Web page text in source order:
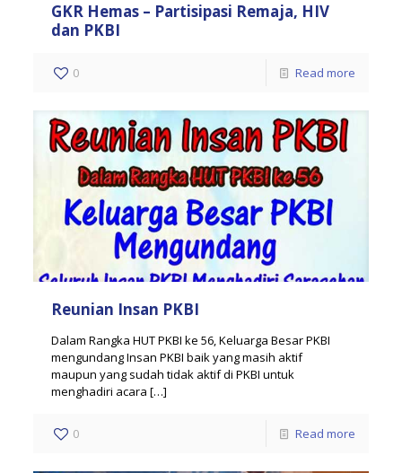
GKR Hemas – Partisipasi Remaja, HIV
dan PKBI
0 Read more
Reunian Insan PKBI
Dalam Rangka HUT PKBI ke 56, Keluarga Besar PKBI
mengundang Insan PKBI baik yang masih aktif
maupun yang sudah tidak aktif di PKBI untuk
menghadiri acara […]
0 Read more